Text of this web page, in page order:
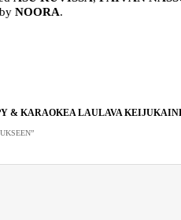
by NOORA.
& KARAOKEA LAULAVA
”